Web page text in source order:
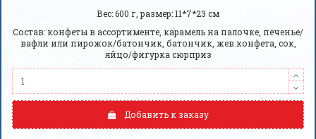
Вес: 600 г, размер: 11*7*23 см
Состав: конфеты в ассортименте, карамель на палочке, печенье/
вафли или пирожок/батончик, батончик, жев.конфета, сок,
яйцо/фигурка сюрприз
Добавить к заказу